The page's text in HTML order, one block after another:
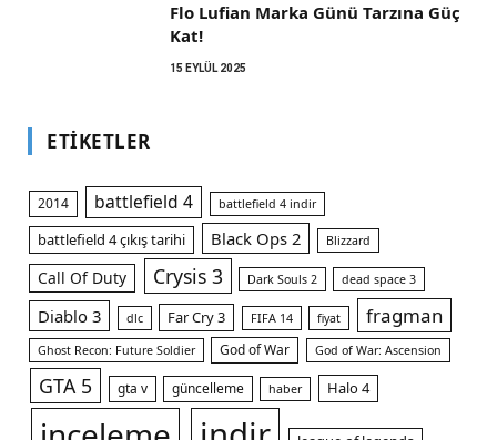
Flo Lufian Marka Günü Tarzına Güç
Kat!
15 EYLÜL 2025
ETIKETLER
2014 battlefield 4 battlefield 4 indir
battlefield 4 çıkış tarihi Black Ops 2 Blizzard
Call Of Duty Crysis 3 Dark Souls 2 dead space 3
Diablo 3 dlc Far Cry 3 FIFA 14 fiyat fragman
Ghost Recon: Future Soldier God of War God of War: Ascension
GTA 5 gta v güncelleme haber Halo 4